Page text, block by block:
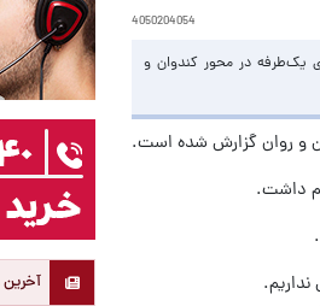
4050204054
یک‌طرفه در محور کندوان و
و روان گزارش شده است.
داشت.